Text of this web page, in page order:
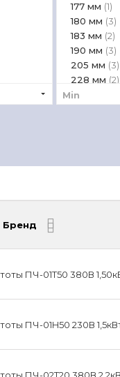
177 мм (1)
180 мм (3)
183 мм (2)
190 мм (3)
205 мм (3)
228 мм (2)
248 мм
Min
Бренд
ПЧ-01T50 380В
ПЧ-01H50 230В